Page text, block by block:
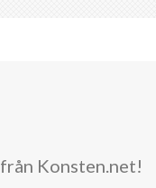
Konsten.net!